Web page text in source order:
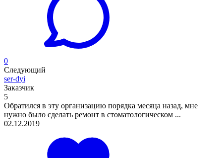
0
Следующий
ser-dyi
Заказчик
5
Обратился в эту организацию порядка месяца назад, мне
нужно было сделать ремонт в стоматологическом ...
02.12.2019